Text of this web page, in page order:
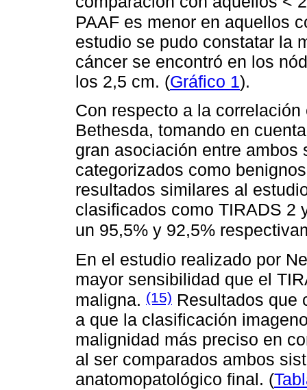
PAAF es menor en aquellos
estudio se pudo constatar la
cáncer se encontró en los
los 2,5 cm. (Gráfico 1).
Con respecto a la
Bethesda, tomando en
gran asociación entre
categorizados como
resultados similares al
clasificados como TIRADS 2
un 95,5% y 92,5%
En el estudio realizado por
mayor sensibilidad que el
maligna. (15) Resultados que
a que la clasificación
malignidad más preciso en
al ser comparados ambos
anatomopatológico final. (